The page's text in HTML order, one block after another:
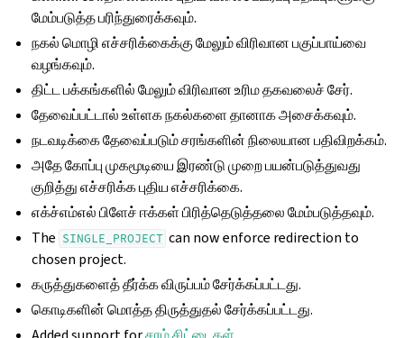
மேம்படுத்த பரிந்துரைக்கவும்.
நகல் மொழி எச்சரிக்கைக்கு மேலும் விரிவான பகுப்பாய்வை
வழங்கவும்.
திட்ட பக்கங்களில் மேலும் விரிவான உரிம தகவலைச் சேர்.
தேவைப்பட்டால் உள்ளக நகல்களை தானாக அசைக்கவும்.
நடவடிக்கை தேவைப்படும் சரங்களின் நிலையான பதிவிறக்கம்.
அதே கோப்பு முகமூடியை இரண்டு முறை பயன்படுத்துவது
குறித்து எச்சரிக்க புதிய எச்சரிக்கை.
எக்ச்எம்எல் பிளேச் ஈக்கள் பிரித்தெடுத்தலை மேம்படுத்தவும்.
The SINGLE_PROJECT can now enforce redirection to
chosen project.
கருத்துகளைத் தீர்க்க விருப்பம் சேர்க்கப்பட்டது.
கொடிகளின் மொத்த திருத்துதல் சேர்க்கப்பட்டது.